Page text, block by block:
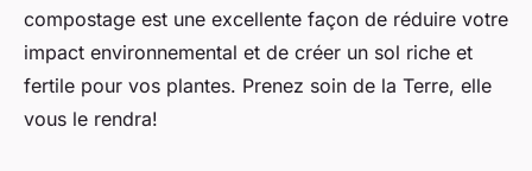
compostage est une excellente façon de réduire votre
impact environnemental et de créer un sol riche et
fertile pour vos plantes. Prenez soin de la Terre, elle
vous le rendra!